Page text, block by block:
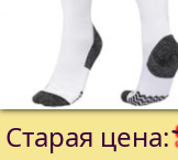
Старая цена: